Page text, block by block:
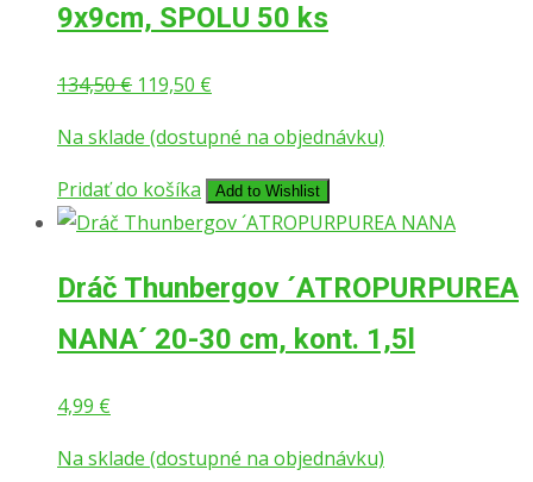
9x9cm, SPOLU 50 ks
134,50€ Pôvodná
bola:
134,50 €.
119,50 €
je:
119,50 €.
Na sklade (dostupné na objednávku)
Pridať do košíka
Add to Wishlist
Dráč Thunbergov ´ATROPURPUREA
NANA´ 20-30 cm, kont. 1,5l
4,99 €
Na sklade (dostupné na objednávku)